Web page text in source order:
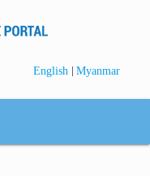
English | Myanmar